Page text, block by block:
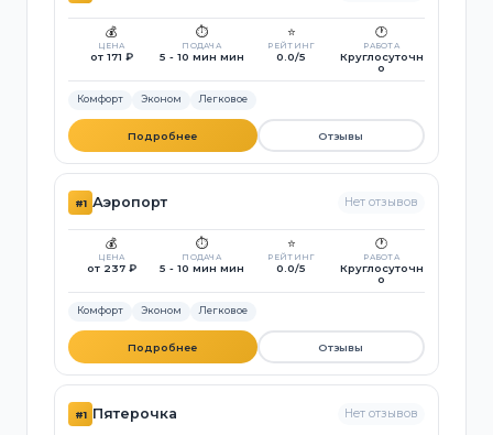
💰
ЦЕНА
от 171 ₽
⏱️
ПОДАЧА
5 - 10 мин мин
⭐
РЕЙТИНГ
0.0/5
🕐
РАБОТА
Круглосуточн
о
Комфорт Эконом Легковое
Подробнее Отзывы
#1 Аэропорт Нет отзывов
💰
ЦЕНА
от 237 ₽
⏱️
ПОДАЧА
5 - 10 мин мин
⭐
РЕЙТИНГ
0.0/5
🕐
РАБОТА
Круглосуточн
о
Комфорт Эконом Легковое
Подробнее Отзывы
#1 Пятерочка Нет отзывов